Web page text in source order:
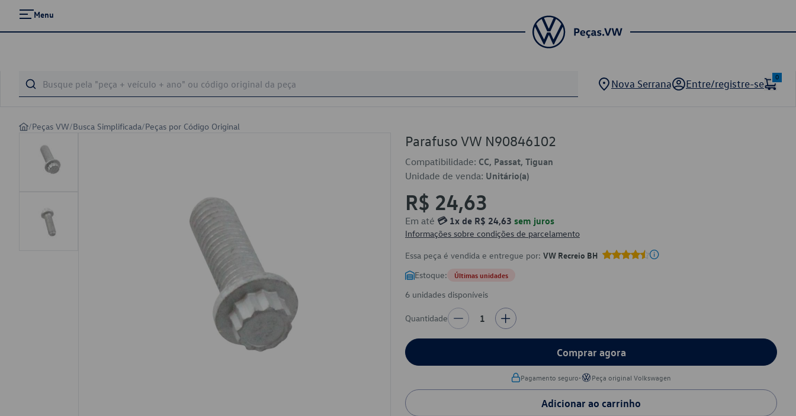
Menu
Nova Serrana Entre/registre-se
0
/Peças VW/Busca Simplificada/Peças por Código Original
Parafuso VW N90846102
Compatibilidade: CC, Passat, Tiguan
Unidade de venda: Unitário(a)
R$ 24,63
Em até 💳 1x de R$ 24,63 sem juros
Informações sobre condições de parcelamento
Essa peça é vendida e entregue por: VW Recreio BH
Estoque: Últimas unidades
6 unidades disponíveis
Quantidade 1
Comprar agora
Pagamento seguro• Peça original Volkswagen
Adicionar ao carrinho